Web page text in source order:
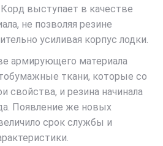
выступает в качестве
не позволяя резине
усиливая корпус лодки.
армирующего материала
ткани, которые со
свойства, и резина начинала
Появление же новых
срок службы и